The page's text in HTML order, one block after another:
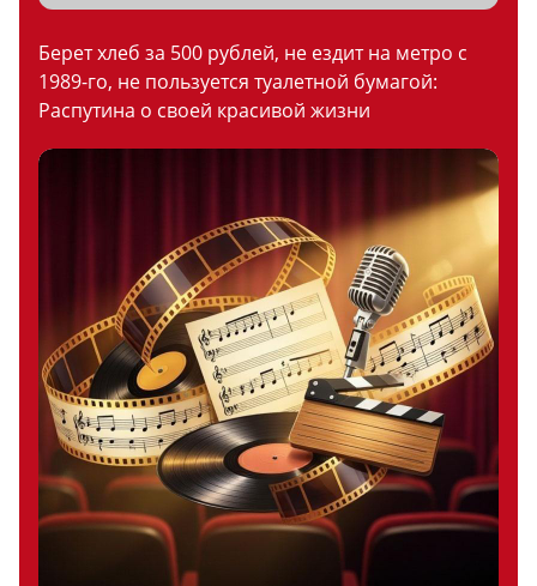
Берет хлеб за 500 рублей, не ездит на метро с
1989-го, не пользуется туалетной бумагой:
Распутина о своей красивой жизни